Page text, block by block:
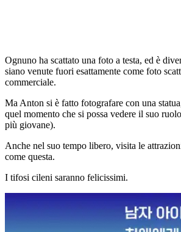
Ognuno ha scattato una foto a testa, ed è
siano venute fuori esattamente come foto
commerciale.
Ma Anton si è fatto fotografare con una
quel momento che si possa vedere il suo
più giovane).
Anche nel suo tempo libero, visita le
come questa.
I tifosi cileni saranno felicissimi.